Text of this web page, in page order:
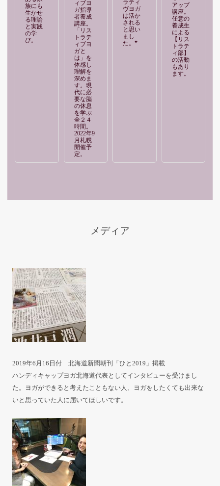
族にも
生かせ
る理論
と実践
の学
び。
ィブヨ
ガ指導
者養成
講座。
「リス
トラテ
ィブヨ
ガと
は」を
体感し
理解を
深めま
す。現
代に必
要な脳
の休息
を学ぶ
全２４
時間。
2022年9
月札幌
開催予
定。
ラティ
ヴヨガ
は活か
される
と思い
まし
た。❞
アップ
講座。
任意の
養成生
による
【リス
トラテ
ィ部】
の活動
もあり
ます。
メディア
2019年6月16日付 北海道新聞朝刊「ひと2019」掲載
ハンディキャップヨガ北海道代表としてインタビューを受けまし
た。ヨガができると考えたこともない人、ヨガをしたくても出来な
いと思っていた人に届いてほしいです。